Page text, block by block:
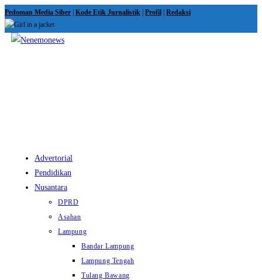
Skip
to
content
Pedoman Media Siber Kode Etik Jurnalistik Profil Redaksi
Advertorial
Pendidikan
Nusantara
DPRD
Asahan
Lampung
Bandar Lampung
Lampung Tengah
Tulang Bawang